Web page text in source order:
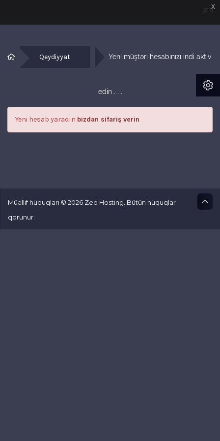
Qeydiyyat Yeni müştəri hesabınızı indi aktiv
edin . . .
Yeni hesab yaradın bizdən sifariş verin
Müəllif hüquqları © 2026 Zed Hosting. Bütün hüquqlar
qorunur.
x